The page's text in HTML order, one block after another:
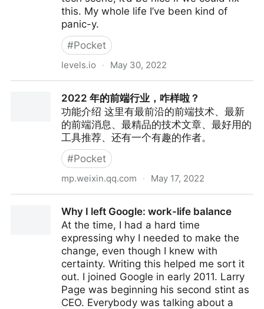
this. My whole life I’ve been kind of
panic-y.
#Pocket
levels.io · May 30, 2022
2022 年的前端行业，咋样啦？
功能介绍 这里有最前沿的前端技术、最新
的前端消息、最精品的技术文章、最好用的
工具推荐、还有一个有趣的作者。
#Pocket
mp.weixin.qq.com · May 17, 2022
Why I left Google: work-life balance
At the time, I had a hard time
expressing why I needed to make the
change, even though I knew with
certainty. Writing this helped me sort it
out. I joined Google in early 2011. Larry
Page was beginning his second stint as
CEO. Everybody was talking about a